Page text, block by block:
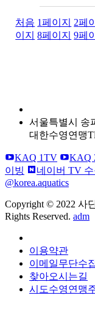
처음 1페이지 2페
이지
8페이지 9페
서울특별시 송
대한수영연맹
KAQ 1TV KAQ
이빙
네이버 TV 수
@korea.aquatics
Copyright © 2022 사
Rights Reserved. adm
이용약관
이메일무단수
찾아오시는길
시도수영연맹